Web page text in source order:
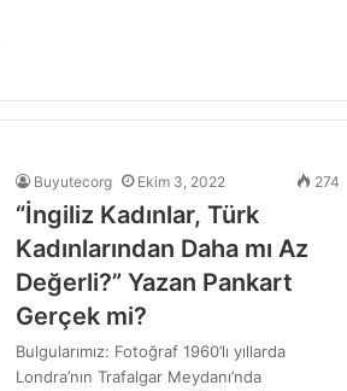
Buyutecorg Ekim 3, 2022 274
“İngiliz Kadınlar, Türk
Kadınlarından Daha mı Az
Değerli?” Yazan Pankart
Gerçek mi?
Bulgularımız: Fotoğraf 1960’lı yıllarda
Londra’nın Trafalgar Meydanı’nda